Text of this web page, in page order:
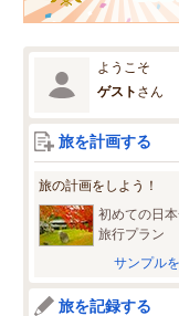
ようこそ
ゲスト さん
旅を計画する
旅の計画をしよう！
初めての日
旅行プラン
サンプル
旅を記録する